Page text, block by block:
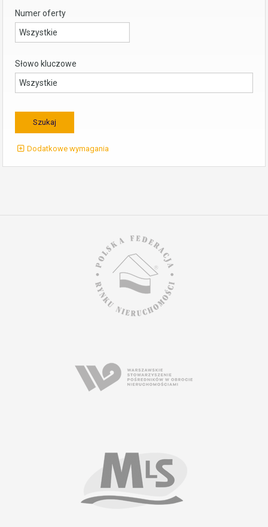
Numer oferty
Słowo kluczowe
Dodatkowe wymagania